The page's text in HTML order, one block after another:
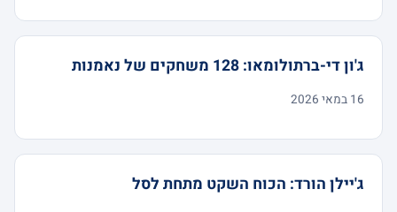
ג'ון די-ברתולומאו: 128 משחקים של נאמנות
16 במאי 2026
ג'יילן הורד: הכוח השקט מתחת לסל